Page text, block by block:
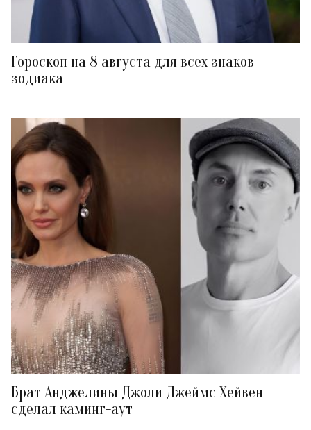
Гороскоп на 8 августа для всех знаков
зодиака
Брат Анджелины Джоли Джеймс Хейвен
сделал каминг-аут